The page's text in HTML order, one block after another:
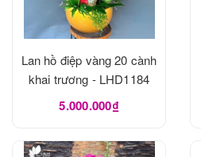
Lan hồ điệp vàng 20 cành
khai trương - LHD1184
5.000.000₫